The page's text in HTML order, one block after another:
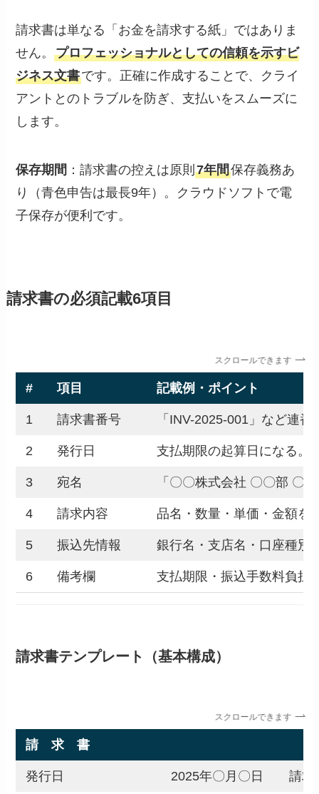
請求書は単なる「お金を請求する紙」ではありま
せん。プロフェッショナルとしての信頼を示すビ
ジネス文書です。正確に作成することで、クライ
アントとのトラブルを防ぎ、支払いをスムーズに
します。
保存期間 ：請求書の控えは原則7年間保存義務あ
り（青色申告は最長9年）。クラウドソフトで電
子保存が便利です。
請求書の必須記載6項目
スクロールできます
# 項目 記載例・ポイント
1 請求書番号 「INV-2025-001」など連
2 発行日 支払期限の起算日になる。
3 宛名 「〇〇株式会社 〇〇部 〇
4 請求内容 品名・数量・単価・金額を
5 振込先情報 銀行名・支店名・口座種別
6 備考欄 支払期限・振込手数料負担
請求書テンプレート（基本構成）
スクロールできます
請 求 書
発行日 2025年〇月〇日 請求